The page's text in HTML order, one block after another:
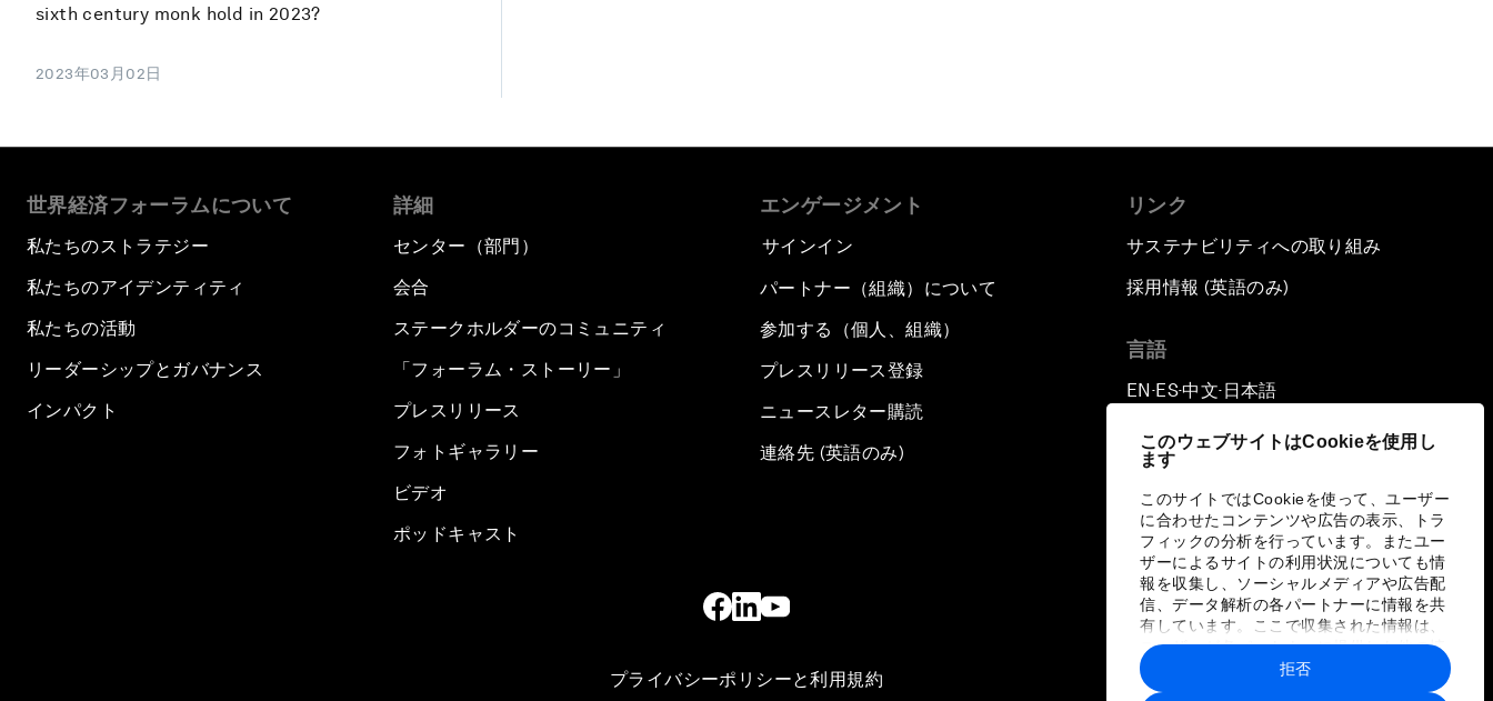
このウェブサイトはCookieを使用し
ます
このサイトではCookieを使って、ユーザー
に合わせたコンテンツや広告の表示、トラ
フィックの分析を行っています。またユー
ザーによるサイトの利用状況についても情
報を収集し、ソーシャルメディアや広告配
信、データ解析の各パートナーに情報を共
有しています。ここで収集された情報は、
ユーザーが各パートナーに提供した他の情
報や各パートナーのサービスを使用した際
に収集された情報と組み合わされ、各パー
拒否
sixth century monk hold in 2023?
2023年03月02日
世界経済フォーラムについて
私たちのストラテジー
私たちのアイデンティティ
私たちの活動
リーダーシップとガバナンス
インパクト
詳細
センター（部門）
会合
ステークホルダーのコミュニティ
「フォーラム・ストーリー」
プレスリリース
フォトギャラリー
ビデオ
ポッドキャスト
エンゲージメント
サインイン
パートナー（組織）について
参加する（個人、組織）
プレスリリース登録
ニュースレター購読
連絡先 (英語のみ)
リンク
サステナビリティへの取り組み
採用情報 (英語のみ)
言語
EN ▪ ES▪中文▪ 日本語
プライバシーポリシーと利用規約